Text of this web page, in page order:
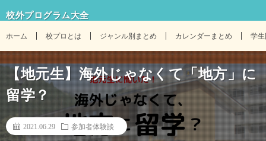
校外プログラム大全
ホーム 校プロとは ジャンル別まとめ カレンダーまとめ 学
【地元生】海外じゃなくて「地方」に
留学？
2021.06.29 参加者体験談